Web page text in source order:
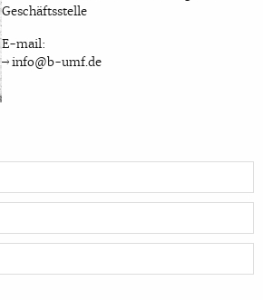
Geschäftsstelle
E-mail:
info@b-umf.de